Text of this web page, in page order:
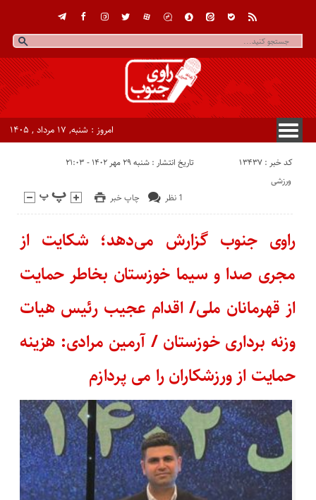
امروز : شنبه, ۱۷ مرداد , ۱۴۰۵
کد خبر : 13437 تاریخ انتشار : شنبه ۲۹ مهر ۱۴۰۲ - ۲۱:۰۳
چاپ خبر 1 نظر
ورزشی
راوی جنوب گزارش می‌دهد؛ شکایت از
مجری صدا و سیما خوزستان بخاطر حمایت
از قهرمانان ملی/ اقدام عجیب رئیس هیات
وزنه برداری خوزستان / آرمین مرادی: هزینه
حمایت از ورزشکاران را می پردازم